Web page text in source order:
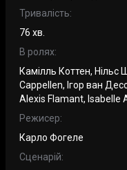
Тривалість:
76 хв.
В ролях:
Камілль Коттен, Нільс
Cappellen, Ігор ван
Alexis Flamant, Isabelle
Режисер:
Карло Фогеле
Сценарій: